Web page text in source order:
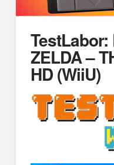
TestLabor:
ZELDA –
HD (WiiU)